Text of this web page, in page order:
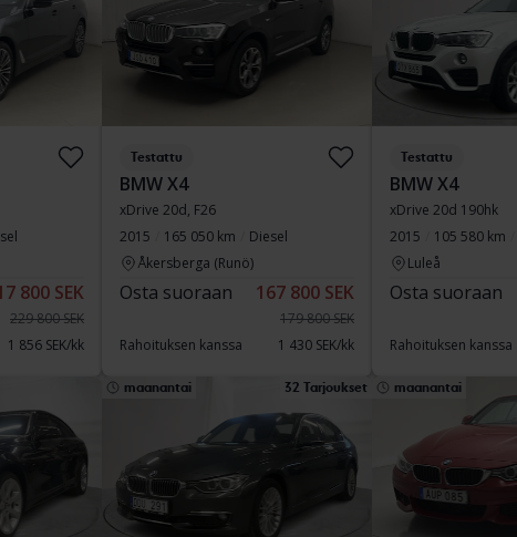
800 SEK
229 800 SEK
1 856 SEK/kk
Testattu
BMW X4
xDrive 20d, F26
2015
165 050 km
Diesel
Åkersberga (Runö)
Osta suoraan 167 800 SEK
179 800 SEK
Rahoituksen kanssa
1 430 SEK/kk
Testattu
BMW X4
xDrive 20d 190hk
2015
105 580 km
Luleå
Osta suoraan
Rahoituksen kanssa
maanantai 32 Tarjoukset maanantai